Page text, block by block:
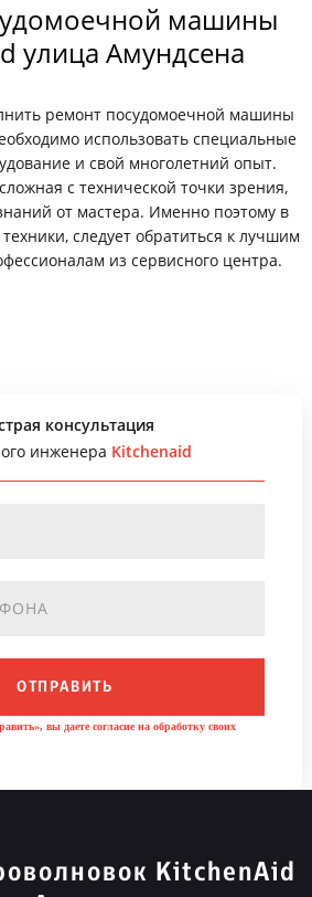
машины
улица Амундсена
ремонт посудомоечной машины
использовать специальные
и свой многолетний опыт.
с технической точки зрения,
от мастера. Именно поэтому в
следует обратиться к лучшим
из сервисного центра.
консультация
инженера Kitchenaid
ОТПРАВИТЬ
вы даете согласие на обработку своих
KitchenAid